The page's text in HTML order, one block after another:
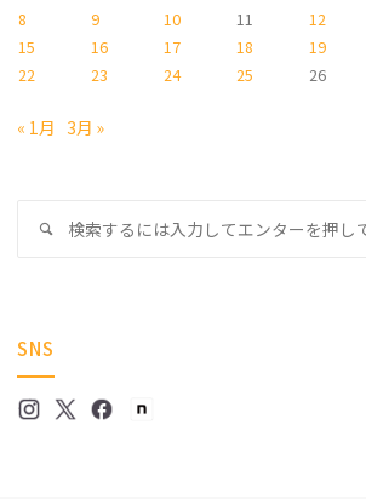
8
9 10 11 12
15
16 17 18 19
22
23 24 25 26
« 1月 3月 »
検
SNS